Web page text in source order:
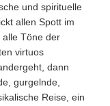
und spirituelle
allen Spott im
alle Töne der
virtuos
dann
gurgelnde,
Reise, ein